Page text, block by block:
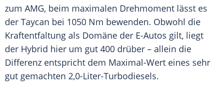
zum AMG, beim maximalen Drehmoment lässt es
der Taycan bei 1050 Nm bewenden. Obwohl die
Kraftentfaltung als Domäne der E-Autos gilt, liegt
der Hybrid hier um gut 400 drüber – allein die
Differenz entspricht dem Maximal-Wert eines sehr
gut gemachten 2,0-Liter-Turbodiesels.